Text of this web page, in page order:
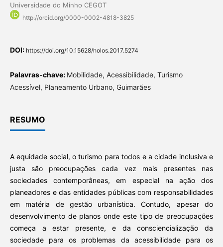
Universidade do Minho CEGOT
http://orcid.org/0000-0002-4818-3825
DOI: https://doi.org/10.15628/holos.2017.5274
Palavras-chave: Mobilidade, Acessibilidade, Turismo
Acessível, Planeamento Urbano, Guimarães
RESUMO
A equidade social, o turismo para todos e a cidade inclusiva e
justa são preocupações cada vez mais presentes nas
sociedades contemporâneas, em especial na ação dos
planeadores e das entidades públicas com responsabilidades
em matéria de gestão urbanística. Contudo, apesar do
desenvolvimento de planos onde este tipo de preocupações
começa a estar presente, e da consciencialização da
sociedade para os problemas da acessibilidade para os